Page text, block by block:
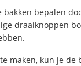
bakken bepalen
draaiknoppen
maken, kun je de